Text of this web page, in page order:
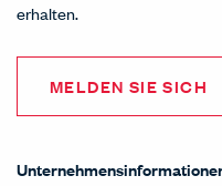
erhalten.
MELDEN SIE SICH